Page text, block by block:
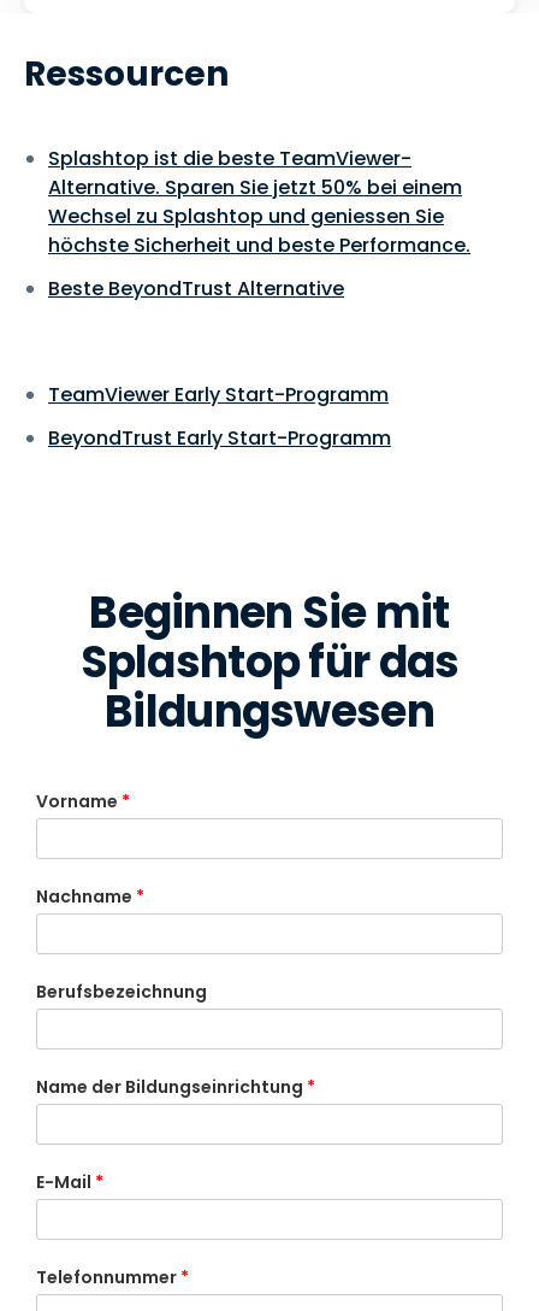
Ressourcen
Splashtop ist die beste TeamViewer-
Alternative. Sparen Sie jetzt 50% bei einem
Wechsel zu Splashtop und geniessen Sie
höchste Sicherheit und beste Performance.
Beste BeyondTrust Alternative
TeamViewer Early Start-Programm
BeyondTrust Early Start-Programm
Beginnen Sie mit
Splashtop für das
Bildungswesen
Vorname *
Nachname *
Berufsbezeichnung
Name der Bildungseinrichtung *
E-Mail *
Telefonnummer *